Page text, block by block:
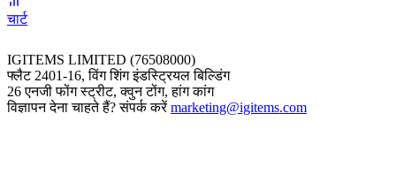
चार्ट
IGITEMS LIMITED (76508000)
फ्लैट 2401-16, विंग शिंग इंडस्ट्रियल बिल्डिंग
26 एनजी फोंग स्ट्रीट, क्वुन टोंग, हांग कांग
विज्ञापन देना चाहते हैं? संपर्क करेंmarketing@igitems.com